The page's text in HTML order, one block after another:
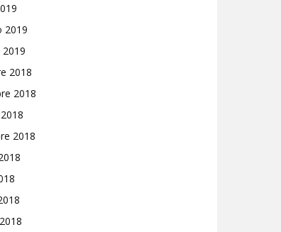
2019
2018
2018
2018